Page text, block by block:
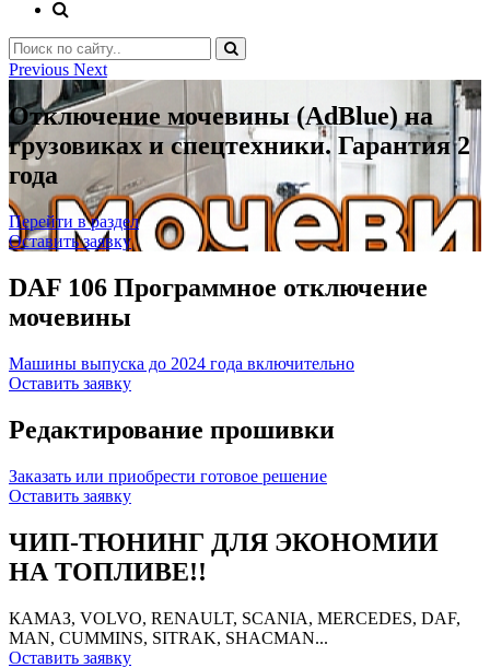
Previous Next
Отключение мочевины (AdBlue) на
грузовиках и спецтехники. Гарантия 2
года
Перейти в раздел
Оставить заявку
DAF 106 Программное отключение
мочевины
Машины выпуска до 2024 года включительно
Оставить заявку
Редактирование прошивки
Заказать или приобрести готовое решение
Оставить заявку
ЧИП-ТЮНИНГ ДЛЯ ЭКОНОМИИ
НА ТОПЛИВЕ!!
КАМАЗ, VOLVO, RENAULT, SCANIA, MERCEDES, DAF,
MAN, CUMMINS, SITRAK, SHACMAN...
Оставить заявку